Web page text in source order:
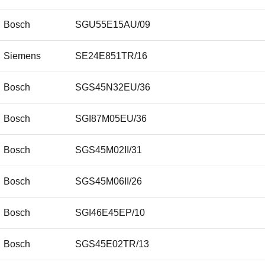
Bosch SGU55E15AU/09
Siemens SE24E851TR/16
Bosch SGS45N32EU/36
Bosch SGI87M05EU/36
Bosch SGS45M02II/31
Bosch SGS45M06II/26
Bosch SGI46E45EP/10
Bosch SGS45E02TR/13